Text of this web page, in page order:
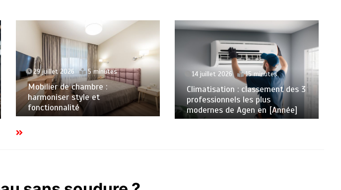
29 juillet 2026 5 minutes
Mobilier de chambre :
harmoniser style et
fonctionnalité
14 juillet 2026 15 minutes
Climatisation : classement des 3
professionnels les plus
modernes de Agen en [Année]